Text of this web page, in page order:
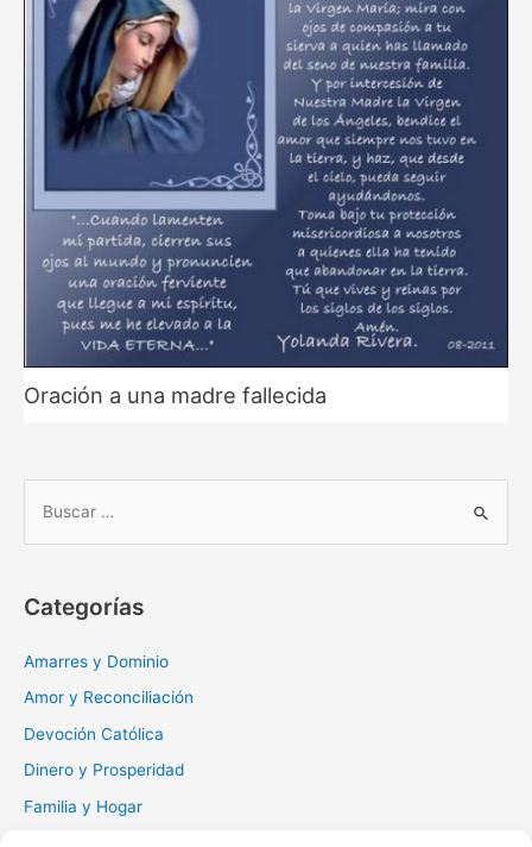
Oración a una madre fallecida
a
r
Categorías
Amarres y Dominio
Amor y Reconciliación
Devoción Católica
Dinero y Prosperidad
Familia y Hogar